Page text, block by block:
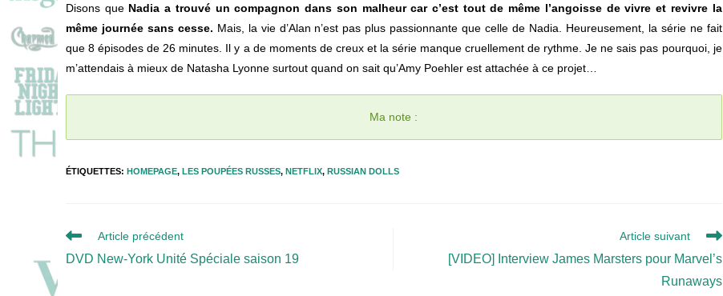
Disons que Nadia a trouvé un compagnon dans son malheur car c’est tout de même l’angoisse de vivre et revivre la
même journée sans cesse. Mais, la vie d’Alan n’est pas plus passionnante que celle de Nadia. Heureusement, la série ne fait
que 8 épisodes de 26 minutes. Il y a de moments de creux et la série manque cruellement de rythme. Je ne sais pas pourquoi, je
m’attendais à mieux de Natasha Lyonne surtout quand on sait qu’Amy Poehler est attachée à ce projet…
Ma note :
ÉTIQUETTES: HOMEPAGE, LES POUPÉES RUSSES, NETFLIX, RUSSIAN DOLLS
Read
articles
Article précédent
DVD New-York Unité Spéciale saison 19
Article suivant
[VIDEO] Interview James Marsters pour Marvel’s
Runaways